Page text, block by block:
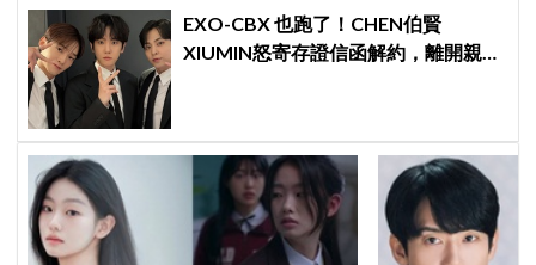
EXO-CBX 也跑了！CHEN伯賢
XIUMIN怒寄存證信函解約，離開親手